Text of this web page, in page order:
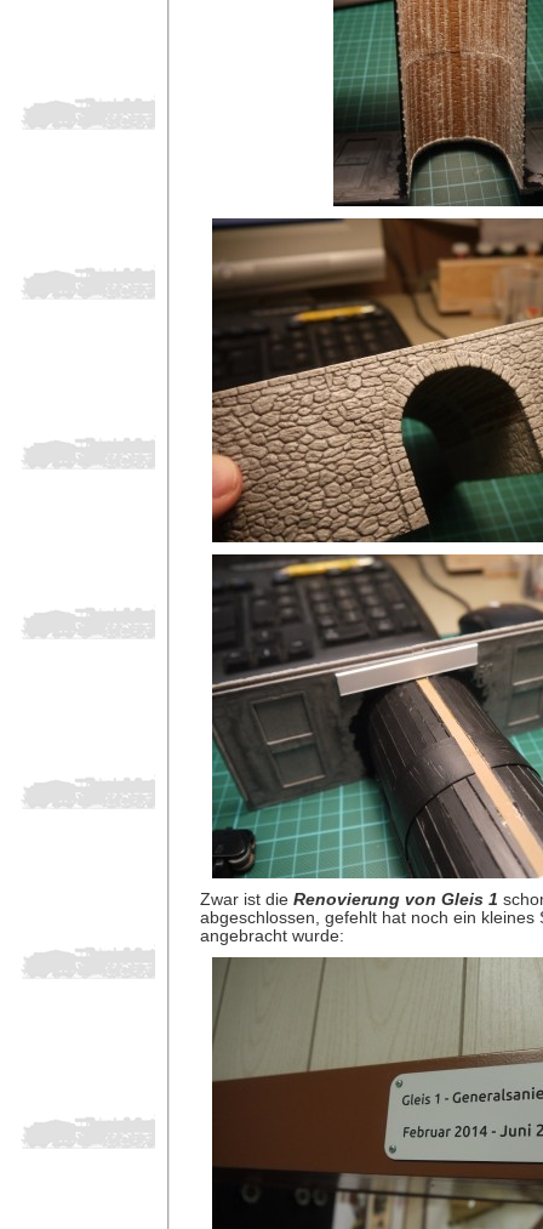
Zwar ist die Renovierung von Gleis 1
abgeschlossen, gefehlt hat noch ein kleines
angebracht wurde: